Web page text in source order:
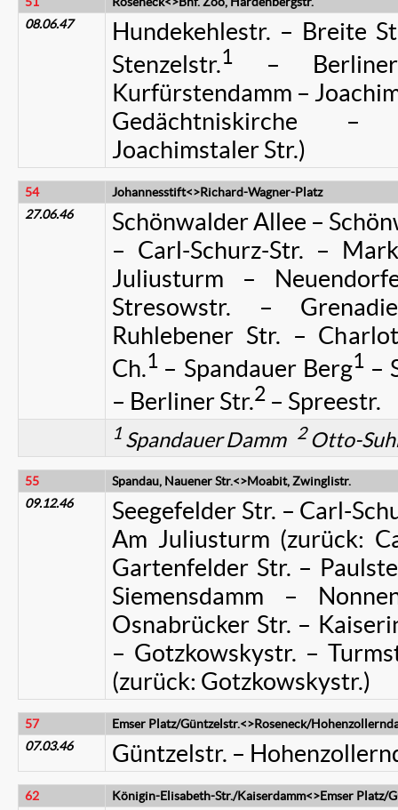
08.06.47
Hundekehlestr. – Breite
Stenzelstr.1 –
Kurfürstendamm –
Gedächtniskirche –
Joachimstaler Str.)
54
Johannesstift<>Richard-Wagner-Platz
27.06.46
Schönwalder Allee –
– Carl-Schurz-Str. –
Juliusturm –
Stresowstr. –
Ruhlebener Str. –
Ch.1 – Spandauer Berg1–
– Berliner Str.2 – Spreestr.
1 Spandauer Damm 2Otto-
55
Spandau, Nauener Str.<>Moabit, Zwinglistr.
09.12.46
Seegefelder Str. – Carl-
Am Juliusturm (zurück:
Gartenfelder Str. –
Siemensdamm –
Osnabrücker Str. –
– Gotzkowskystr. –
(zurück: Gotzkowskystr.)
57
Emser Platz/Güntzelstr.<>Roseneck/
07.03.46
Güntzelstr. –
62
Königin-Elisabeth-Str./Kaiserdamm<>Emser Platz/